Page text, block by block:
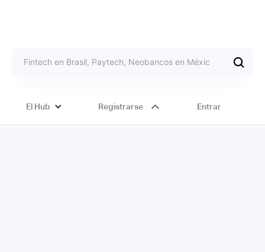
El Hub Registrarse Entrar